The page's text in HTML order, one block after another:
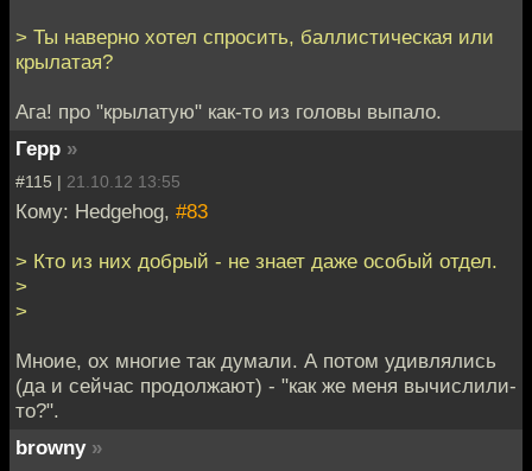
> Ты наверно хотел спросить, баллистическая или
крылатая?
Ага! про "крылатую" как-то из головы выпало.
Герр »
#115 | 21.10.12 13:55
Кому: Hedgehog, #83
> Кто из них добрый - не знает даже особый отдел.
>
>
Мноие, ох многие так думали. А потом удивлялись
(да и сейчас продолжают) - "как же меня вычислили-
то?".
browny »